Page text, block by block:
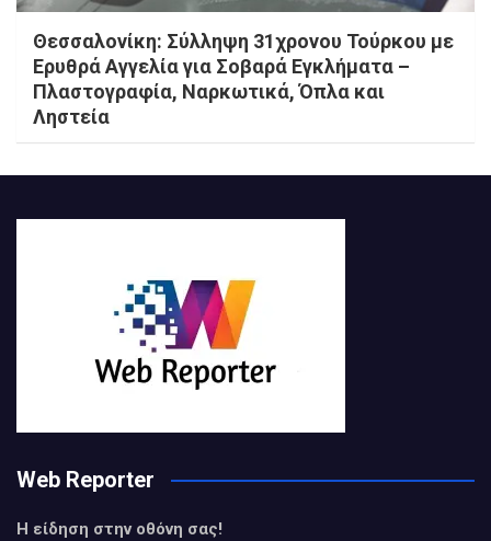
Θεσσαλονίκη: Σύλληψη 31χρονου Τούρκου με
Ερυθρά Αγγελία για Σοβαρά Εγκλήματα –
Πλαστογραφία, Ναρκωτικά, Όπλα και
Ληστεία
Web Reporter
Η είδηση στην οθόνη σας!